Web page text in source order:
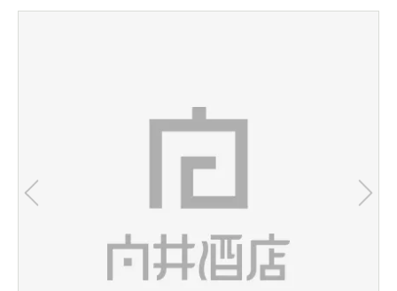
お気に入り機能の活用方法
会社情報